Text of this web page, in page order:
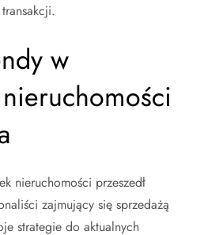
w
nieruchomości przeszedł
zajmujący się sprzedażą
strategie do aktualnych